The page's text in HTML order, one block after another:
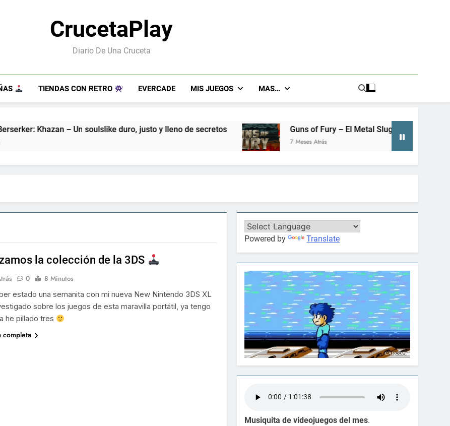
CrucetaPlay
Diario De Una Cruceta
TIENDAS CON RETRO EVERCADE MIS JUEGOS MAS…
soulslike duro, justo y lleno de secretos Guns of Fury – El Metal Slug metroidvania que no sabías que
7 Meses Atrás
la colección de la 3DS
0
8 Minutos
estado una semanita con mi nueva New Nintendo 3DS XL
sobre los juegos de esta maravilla portátil, ya tengo
he pillado tres
completa
Powered by Translate
Musiquita de videojuegos del mes.